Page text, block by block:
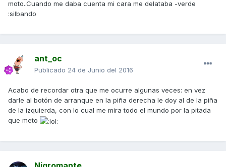
moto..Cuando me daba cuenta mi cara me delataba -verde
:silbando
ant_oc
Publicado 24 de Junio del 2016
Acabo de recordar otra que me ocurre algunas veces: en vez
darle al botón de arranque en la piña derecha le doy al de la piña
de la izquierda, con lo cual me mira todo el mundo por la pitada
que meto